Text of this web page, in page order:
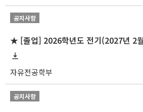
공지사항
★ [졸업] 2026학년도 전기(2027년 2
자유전공학부
공지사항